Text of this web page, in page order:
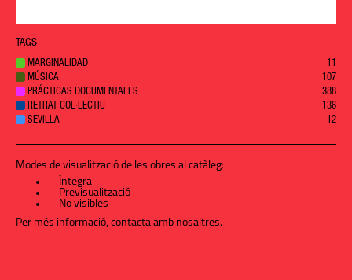
TAGS
MARGINALIDAD
11
MÚSICA
107
PRÁCTICAS DOCUMENTALES
388
RETRAT COL·LECTIU
136
SEVILLA
12
Modes de visualització de les obres al catàleg:
Íntegra
Previsualització
No visibles
Per més informació, contacta amb nosaltres.